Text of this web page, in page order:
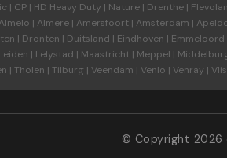
| CP | HD Heavy Duty | Nature | Drenthe |
Almelo | Almere | Amersfoort | Amsterdam |
| Dronten | Duitsland | Eindhoven | Emmeloord
Leiden | Lelystad | Maastricht | Meppel |
| Tholen | Tilburg | Veendam | Venlo | Venray |
© Copyright 2026